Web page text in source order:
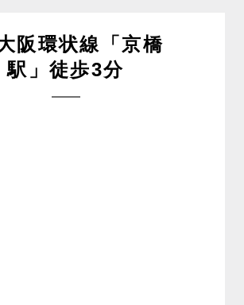
阪環状線「京橋
駅」徒歩3分